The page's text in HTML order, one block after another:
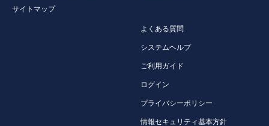
サイトマップ
よくある質問
システムヘルプ
ご利用ガイド
ログイン
プライバシーポリシー
情報セキュリティ基本方針